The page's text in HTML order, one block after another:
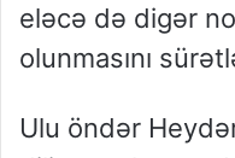
eləcə də digər
olunmasını
Ulu öndər